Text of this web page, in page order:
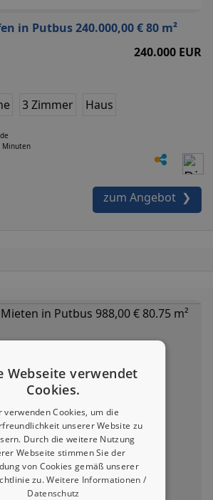
in Putbus 240.000,00 € 80 m²
240.000 EUR
3 Zimmer Haus
Minuten
zum Angebot ❯
Webseite verwendet
Cookies.
verwenden Cookies, um die
unserer Website zu
Durch die weitere Nutzung
Webseite stimmen Sie der
von Cookies gemäß unserer
zu.Weitere Informationen /
Datenschutz